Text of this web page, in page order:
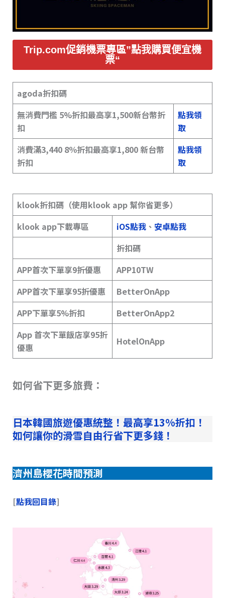
Trip.com促銷機票專區”點我購買便宜機
票“
agoda折扣碼
無消費門檻 5%折扣最高享1,500新台幣折
扣
點我領
取
消費滿3,440 8％折扣最高享1,800 新台幣
折扣
點我領
取
klook折扣碼（使用klook app 幫你省更多）
klook app下載專區
iOS點我、 安卓點我
折扣碼
APP首次下單享9折優惠
APP10TW
APP首次下單享95折優惠
BetterOnApp
APP下單享5%折扣
BetterOnApp2
App 首次下單飯店享95折
優惠
HotelOnApp
如何省下更多旅費：
日本韓國旅遊優惠統整！最高享13%折扣！
如何讓你的滑雪自由行省下更多錢！
濟州島櫻花時間預測
[點我回目錄]